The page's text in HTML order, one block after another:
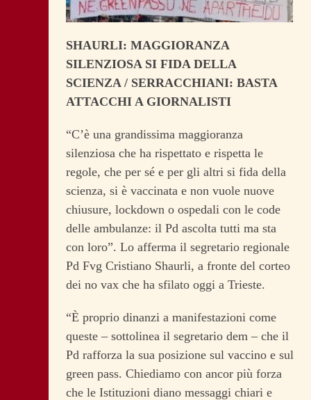
SHAURLI: MAGGIORANZA
SILENZIOSA SI FIDA DELLA
SCIENZA / SERRACCHIANI: BASTA
ATTACCHI A GIORNALISTI
“C’è una grandissima maggioranza
silenziosa che ha rispettato e rispetta le
regole, che per sé e per gli altri si fida della
scienza, si è vaccinata e non vuole nuove
chiusure, lockdown o ospedali con le code
delle ambulanze: il Pd ascolta tutti ma sta
con loro”. Lo afferma il segretario regionale
Pd Fvg Cristiano Shaurli, a fronte del corteo
dei no vax che ha sfilato oggi a Trieste.
“È proprio dinanzi a manifestazioni come
queste – sottolinea il segretario dem – che il
Pd rafforza la sua posizione sul vaccino e sul
green pass. Chiediamo con ancor più forza
che le Istituzioni diano messaggi chiari e